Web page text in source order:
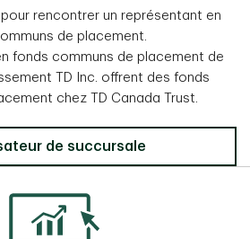
rencontrer un représentant en
de placement.
fonds communs de placement de
TD Inc. offrent des fonds
chez TD Canada Trust.
de succursale